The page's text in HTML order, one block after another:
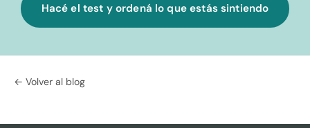
Hacé el test y ordená lo que estás sintiendo
← Volver al blog